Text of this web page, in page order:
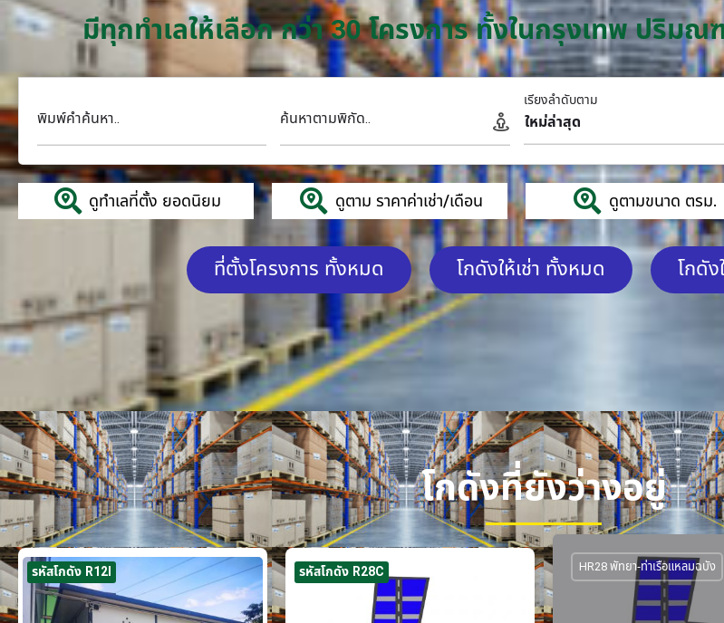
มีทุกทำเลให้เลือก กว่า 30 โครงการ ทั้งในกรุงเทพ ปริม
พิมพ์คำค้นหา.. ค้นหาตามพิกัด.. ใหม่ล่าสุด
เรียงลำดับตาม
ดูทำเลที่ตั้ง ยอดนิยม ดูตาม ราคาค่าเช่า/เดือน ดูตามขนาด ตรม.
ที่ตั้งโครงการ ทั้งหมด โกดังให้เช่า ทั้งหมด โกดัง
โกดังที่ยังว่างอยู่
รหัสโกดัง R12I รหัสโกดัง R28C HR28 พัทยา-ท่าเรือแหลมฉบัง